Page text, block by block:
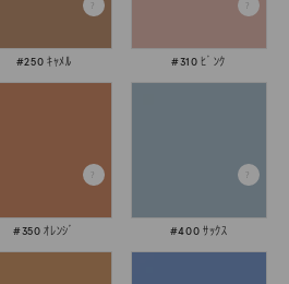
#250 ｷｬﾒﾙ #310 ﾋﾟﾝｸ
#350 ｵﾚﾝｼﾞ #400 ｻｯｸｽ